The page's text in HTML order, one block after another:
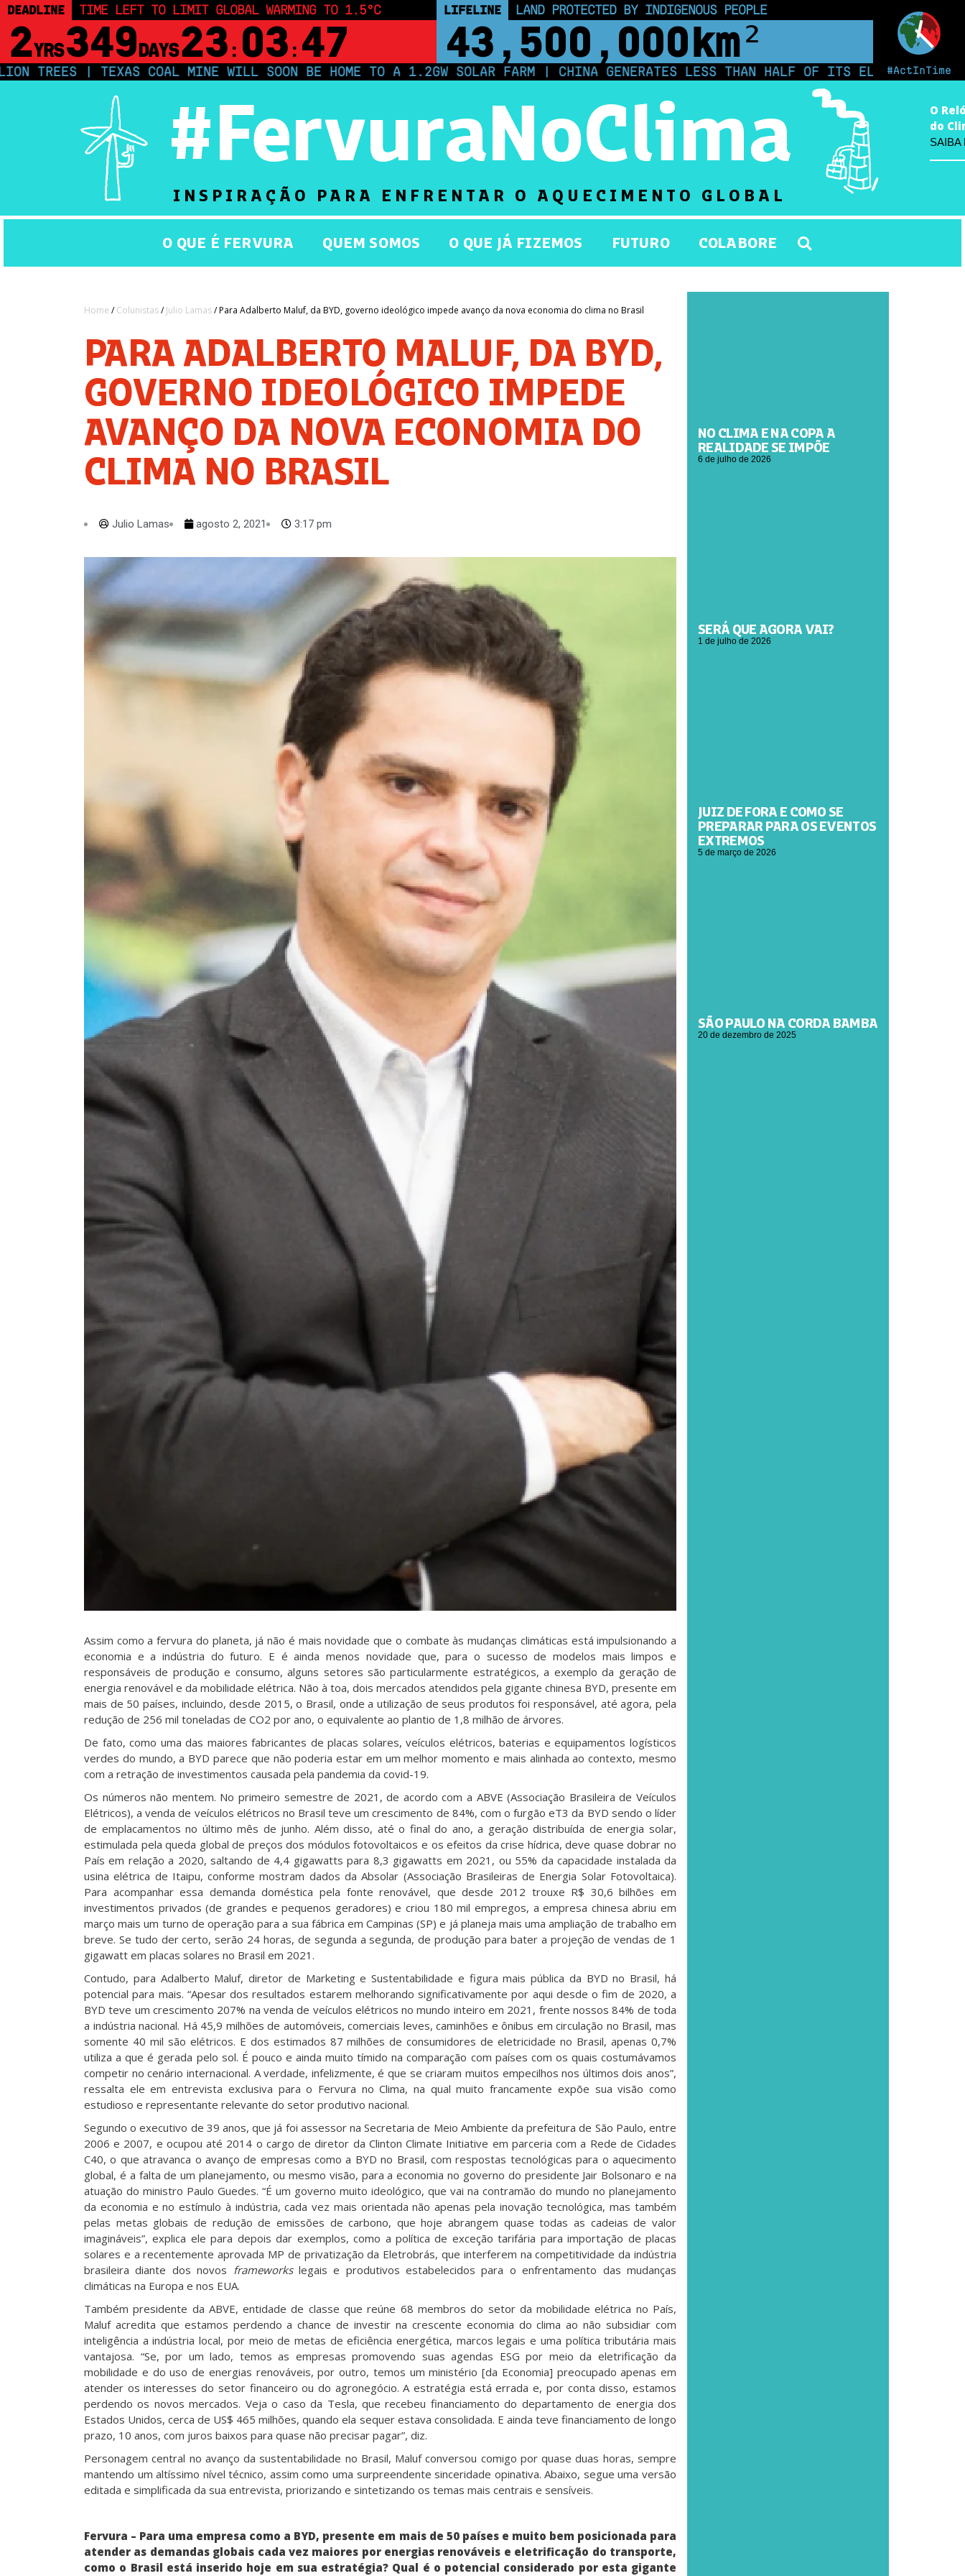
#ActInTime
DEADLINE TIME LEFT TO LIMIT GLOBAL WARMING TO 1.5°C
2YRS349DAYS23 : 03 : 46
LIFELINE LAND PROTECTED BY INDIGENOUS PEOPLE
43,500,000km²
TEXAS COAL MINE WILL SOON BE HOME TO A 1.2GW SOLAR FARM | CHINA GENERATES LESS THAN HALF OF ITS ELECTRICITY FROM
#FervuraNoClima
INSPIRAÇÃO PARA ENFRENTAR O AQUECIMENTO GLOBAL
O
do
SAIBA
O QUE É FERVURA QUEM SOMOS O QUE JÁ FIZEMOS FUTURO COLABORE
Home /Colunistas/Julio Lamas/ Para Adalberto Maluf, da BYD, governo ideológico impede avanço da nova economia do clima no Brasil
PARA ADALBERTO MALUF, DA BYD,
GOVERNO IDEOLÓGICO IMPEDE
AVANÇO DA NOVA ECONOMIA DO
CLIMA NO BRASIL
Julio Lamas agosto 2, 2021 3:17 pm
Assim como a fervura do planeta, já não é mais novidade que o combate às mudanças climáticas está impulsionando a
economia e a indústria do futuro. E é ainda menos novidade que, para o sucesso de modelos mais limpos e
responsáveis de produção e consumo, alguns setores são particularmente estratégicos, a exemplo da geração de
energia renovável e da mobilidade elétrica. Não à toa, dois mercados atendidos pela gigante chinesa BYD, presente em
mais de 50 países, incluindo, desde 2015, o Brasil, onde a utilização de seus produtos foi responsável, até agora, pela
redução de 256 mil toneladas de CO2 por ano, o equivalente ao plantio de 1,8 milhão de árvores.
De fato, como uma das maiores fabricantes de placas solares, veículos elétricos, baterias e equipamentos logísticos
verdes do mundo, a BYD parece que não poderia estar em um melhor momento e mais alinhada ao contexto, mesmo
com a retração de investimentos causada pela pandemia da covid-19.
Os números não mentem. No primeiro semestre de 2021, de acordo com a ABVE (Associação Brasileira de Veículos
Elétricos), a venda de veículos elétricos no Brasil teve um crescimento de 84%, com o furgão eT3 da BYD sendo o líder
de emplacamentos no último mês de junho. Além disso, até o final do ano, a geração distribuída de energia solar,
estimulada pela queda global de preços dos módulos fotovoltaicos e os efeitos da crise hídrica, deve quase dobrar no
País em relação a 2020, saltando de 4,4 gigawatts para 8,3 gigawatts em 2021, ou 55% da capacidade instalada da
usina elétrica de Itaipu, conforme mostram dados da Absolar (Associação Brasileiras de Energia Solar Fotovoltaica).
Para acompanhar essa demanda doméstica pela fonte renovável, que desde 2012 trouxe R$ 30,6 bilhões em
investimentos privados (de grandes e pequenos geradores) e criou 180 mil empregos, a empresa chinesa abriu em
março mais um turno de operação para a sua fábrica em Campinas (SP) e já planeja mais uma ampliação de trabalho em
breve. Se tudo der certo, serão 24 horas, de segunda a segunda, de produção para bater a projeção de vendas de 1
gigawatt em placas solares no Brasil em 2021.
Contudo, para Adalberto Maluf, diretor de Marketing e Sustentabilidade e figura mais pública da BYD no Brasil, há
potencial para mais. “Apesar dos resultados estarem melhorando significativamente por aqui desde o fim de 2020, a
BYD teve um crescimento 207% na venda de veículos elétricos no mundo inteiro em 2021, frente nossos 84% de toda
a indústria nacional. Há 45,9 milhões de automóveis, comerciais leves, caminhões e ônibus em circulação no Brasil, mas
somente 40 mil são elétricos. E dos estimados 87 milhões de consumidores de eletricidade no Brasil, apenas 0,7%
utiliza a que é gerada pelo sol. É pouco e ainda muito tímido na comparação com países com os quais costumávamos
competir no cenário internacional. A verdade, infelizmente, é que se criaram muitos empecilhos nos últimos dois anos”,
ressalta ele em entrevista exclusiva para o Fervura no Clima, na qual muito francamente expõe sua visão como
estudioso e representante relevante do setor produtivo nacional.
Segundo o executivo de 39 anos, que já foi assessor na Secretaria de Meio Ambiente da prefeitura de São Paulo, entre
2006 e 2007, e ocupou até 2014 o cargo de diretor da Clinton Climate Initiative em parceria com a Rede de Cidades
C40, o que atravanca o avanço de empresas como a BYD no Brasil, com respostas tecnológicas para o aquecimento
global, é a falta de um planejamento, ou mesmo visão, para a economia no governo do presidente Jair Bolsonaro e na
atuação do ministro Paulo Guedes. “É um governo muito ideológico, que vai na contramão do mundo no planejamento
da economia e no estímulo à indústria, cada vez mais orientada não apenas pela inovação tecnológica, mas também
pelas metas globais de redução de emissões de carbono, que hoje abrangem quase todas as cadeias de valor
imagináveis”, explica ele para depois dar exemplos, como a política de exceção tarifária para importação de placas
solares e a recentemente aprovada MP de privatização da Eletrobrás, que interferem na competitividade da indústria
brasileira diante dos novos frameworks legais e produtivos estabelecidos para o enfrentamento das mudanças
climáticas na Europa e nos EUA.
Também presidente da ABVE, entidade de classe que reúne 68 membros do setor da mobilidade elétrica no País,
Maluf acredita que estamos perdendo a chance de investir na crescente economia do clima ao não subsidiar com
inteligência a indústria local, por meio de metas de eficiência energética, marcos legais e uma política tributária mais
vantajosa. “Se, por um lado, temos as empresas promovendo suas agendas ESG por meio da eletrificação da
mobilidade e do uso de energias renováveis, por outro, temos um ministério [da Economia] preocupado apenas em
atender os interesses do setor financeiro ou do agronegócio. A estratégia está errada e, por conta disso, estamos
perdendo os novos mercados. Veja o caso da Tesla, que recebeu financiamento do departamento de energia dos
Estados Unidos, cerca de US$ 465 milhões, quando ela sequer estava consolidada. E ainda teve financiamento de longo
prazo, 10 anos, com juros baixos para quase não precisar pagar”, diz.
Personagem central no avanço da sustentabilidade no Brasil, Maluf conversou comigo por quase duas horas, sempre
mantendo um altíssimo nível técnico, assim como uma surpreendente sinceridade opinativa. Abaixo, segue uma versão
editada e simplificada da sua entrevista, priorizando e sintetizando os temas mais centrais e sensíveis.
Fervura – Para uma empresa como a BYD, presente em mais de 50 países e muito bem posicionada para
atender as demandas globais cada vez maiores por energias renováveis e eletrificação do transporte,
como o Brasil está inserido hoje em sua estratégia? Qual é o potencial considerado por esta gigante
NO CLIMA E NA COPA A
REALIDADE SE IMPÕE
6 de julho de 2026
SERÁ QUE AGORA VAI?
1 de julho de 2026
JUIZ DE FORA E COMO SE
PREPARAR PARA OS EVENTOS
EXTREMOS
5 de março de 2026
SÃO PAULO NA CORDA BAMBA
20 de dezembro de 2025